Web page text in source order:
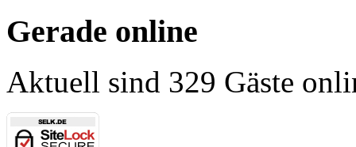
Gerade online
Aktuell sind 329 Gäste